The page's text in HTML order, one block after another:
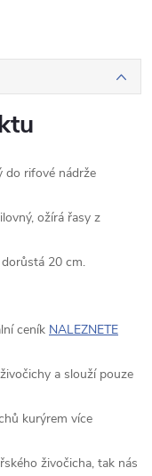
do rifové nádrže
ožírá řasy z
20 cm.
ceník NALEZNETE
a slouží pouze
kurýrem více
živočicha, tak nás